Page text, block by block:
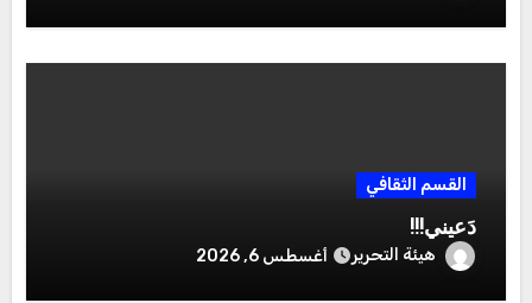
القسم الثقافي
دَعيني!!!
هيئة التحرير أغسطس 6, 2026